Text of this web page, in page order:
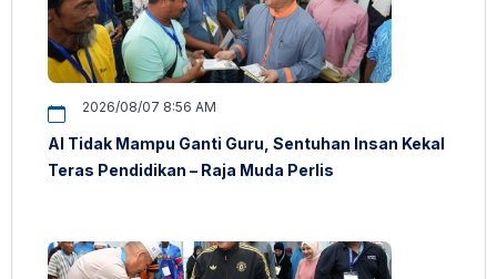
2026/08/07 8:56 AM
AI Tidak Mampu Ganti Guru, Sentuhan Insan Kekal
Teras Pendidikan – Raja Muda Perlis